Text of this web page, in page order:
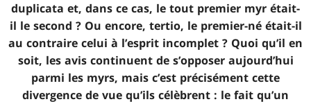
duplicata et, dans ce cas, le tout premier myr était-
il le second ? Ou encore, tertio, le premier-né était-il
au contraire celui à l’esprit incomplet ? Quoi qu’il en
soit, les avis continuent de s’opposer aujourd’hui
parmi les myrs, mais c’est précisément cette
divergence de vue qu’ils célèbrent : le fait qu’un